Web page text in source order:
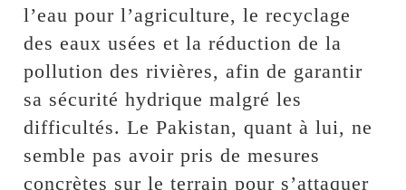
l’eau pour l’agriculture, le recyclage
des eaux usées et la réduction de la
pollution des rivières, afin de garantir
sa sécurité hydrique malgré les
difficultés. Le Pakistan, quant à lui, ne
semble pas avoir pris de mesures
concrètes sur le terrain pour s’attaquer